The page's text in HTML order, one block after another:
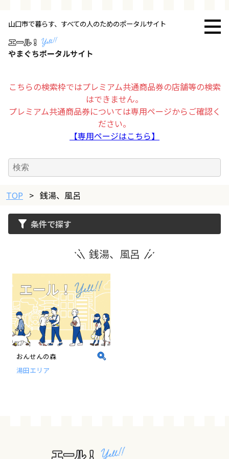
山口市で暮らす、すべての人のためのポータルサイト
こちらの検索枠ではプレミアム共通商品券の店舗等の検索
はできません。
プレミアム共通商品券については専用ページからご確認く
ださい。
【専用ページはこちら】
トップページ
その他
求人情報
お得
新規登録の事業者の皆様
すでにご登録済み事業者の皆様
イベント情報の掲載はこちら
TOP > 銭湯、風呂
条件で探す
銭湯、風呂
おんせんの森
湯田エリア